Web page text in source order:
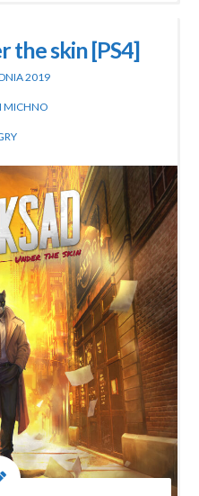
the skin [PS4]
2019
MICHNO